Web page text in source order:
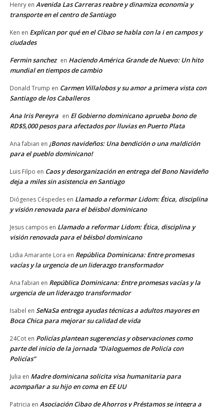
Henry en Avenida Las Carreras reabre y dinamiza economía y
transporte en el centro de Santiago
Ken en Explican por qué en el Cibao se habla con la i en campos y
ciudades
Fermin sanchez en Haciendo América Grande de Nuevo: Un hito
mundial en tiempos de cambio
Donald Trump en Carmen Villalobos y su amor a primera vista con
Santiago de los Caballeros
Ana Iris Pereyra en El Gobierno dominicano aprueba bono de
RD$5,000 pesos para afectados por lluvias en Puerto Plata
Ana fabian en ¡Bonos navideños: Una bendición o una maldición
para el pueblo dominicano!
Luis Filpo en Caos y desorganización en entrega del Bono Navideño
deja a miles sin asistencia en Santiago
Diógenes Céspedes en Llamado a reformar Lidom: Ética, disciplina
y visión renovada para el béisbol dominicano
Jesus campos en Llamado a reformar Lidom: Ética, disciplina y
visión renovada para el béisbol dominicano
Lidia Amarante Lora en República Dominicana: Entre promesas
vacías y la urgencia de un liderazgo transformador
Ana fabian en República Dominicana: Entre promesas vacías y la
urgencia de un liderazgo transformador
Isabel en SeNaSa entrega ayudas técnicas a adultos mayores en
Boca Chica para mejorar su calidad de vida
24Cot en Policías plantean sugerencias y observaciones como
parte del inicio de la jornada “Dialoguemos de Policía con
Policías”
Julia en Madre dominicana solicita visa humanitaria para
acompañar a su hijo en coma en EE UU
Patricia en Asociación Cibao de Ahorros y Préstamos se integra a